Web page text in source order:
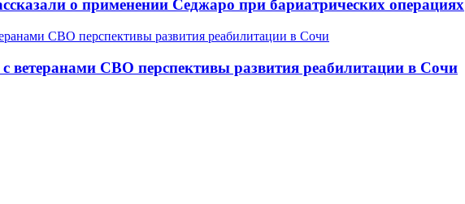
о применении Седжаро при бариатрических операциях
ветеранами СВО перспективы развития реабилитации в Сочи